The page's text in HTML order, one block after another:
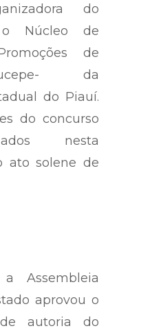
do
Núcleo de
de
da
do Piauí.
do concurso
nesta
ato solene de
Assembleia
aprovou o
autoria do